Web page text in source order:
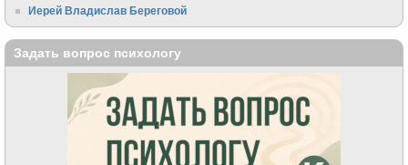
Иерей Владислав Береговой
Задать вопрос психологу